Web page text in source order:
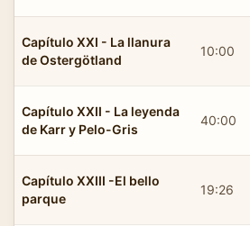
Capítulo XXI - La llanura
de Ostergötland
10:00
Capítulo XXII - La leyenda
de Karr y Pelo-Gris
40:00
Capítulo XXIII -El bello
parque
19:26